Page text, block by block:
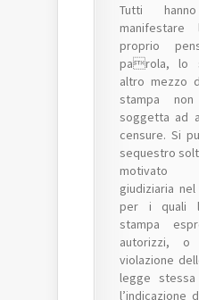
Tutti
manifestare
proprio
parola, lo
altro mezzo
stampa
soggetta ad
censure. Si
sequestro
motivato
giudiziaria
per i quali
stampa
autorizzi,
violazione
legge
l’indicazione